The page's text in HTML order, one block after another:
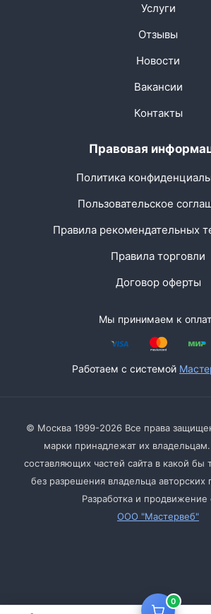
0
Услуги
Отзывы
Новости
Вакансии
Контакты
Правовая
Политика
Пользовательское
Правила рекомендательных
Правила торговли
Договор оферты
Мы принимаем к
Работаем с системой
© Москва 1999-2026 Все права
марки принадлежат их
составляющих частей сайта в какой
без разрешения владельца авторских
Разработка и продвижение
ООО "Мастервеб"